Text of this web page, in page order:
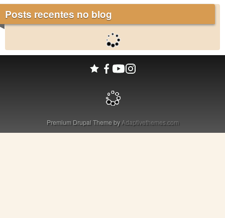
Posts recentes no blog
Premium Drupal Theme byAdaptivethemes.com